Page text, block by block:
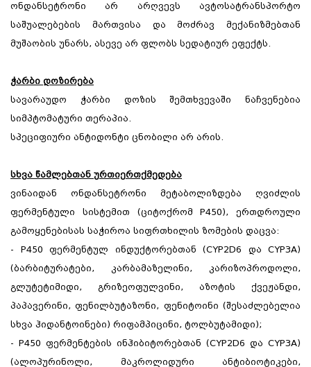
ონდანსეტრონი არ არღვევს ავტოსატრანსპორტო
საშუალებების მართვისა და მოძრავ მექანიზმებთან
მუშაობის უნარს, ასევე არ ფლობს სედატიურ ეფექტს.
ჭარბი დოზირება
სავარაუდო ჭარბი დოზის შემთხვევაში ნაჩვენებია
სიმპტომატური თერაპია.
სპეციფიური ანტიდონტი ცნობილი არ არის.
სხვა წამლებთან ურთიერთქმედება
ვინაიდან ონდანსეტრონი მეტაბოლიზდება ღვიძლის
ფერმენტული სისტემით (ციტოქრომ P450), ერთდროული
გამოყენებისას საჭიროა სიფრთხილის ზომების დაცვა:
- P450 ფერმენტულ ინდუქტორებთან (CYP2D6 და CYP3A)
(ბარბიტურატები, კარბამაზელინი, კარიზოპროდოლი,
გლუტეტიმიდი, გრიზეოფულვინი, აზოტის ქვეჟანდი,
პაპავერინი, ფენილბუტაზონი, ფენიტოინი (შესაძლებელია
სხვა ჰიდანტოინები) რიფამპიცინი, ტოლბუტამიდი);
- P450 ფერმენტების ინჰიბიტორებთან (CYP2D6 და CYP3A)
(ალოპურინოლი, მაკროლიდური ანტიბიოტიკები,